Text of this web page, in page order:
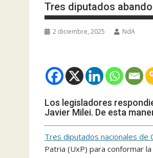
Tres diputados
2 diciembre, 2025 NdA
Los legisladores
Javier Milei. De esta
Tres diputados nacionales de
Patria (UxP) para conformar